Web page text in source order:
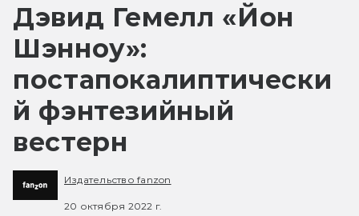
Дэвид Гемелл «Йон
Шэнноу»:
постапокалиптически
й фэнтезийный
вестерн
Издательство fanzon
20 октября 2022 г.